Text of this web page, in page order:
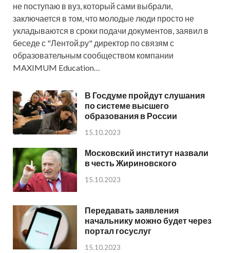
не поступаю в вуз, который сами выбрали,
заключается в том, что молодые люди просто не
укладываются в сроки подачи документов, заявил в
беседе с "Лентой.ру" директор по связям с
образовательным сообществом компании
MAXIMUM Education…
В Госдуме пройдут слушания
по системе высшего
образования в России
15.10.2023
Московский институт назвали
в честь Жириновского
15.10.2023
Передавать заявления
начальнику можно будет через
портал госуслуг
15.10.2023